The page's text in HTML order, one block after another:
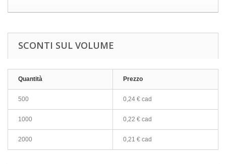
SCONTI SUL VOLUME
Quantità Prezzo
500 0,24 € cad
1000 0,22 € cad
2000 0,21 € cad